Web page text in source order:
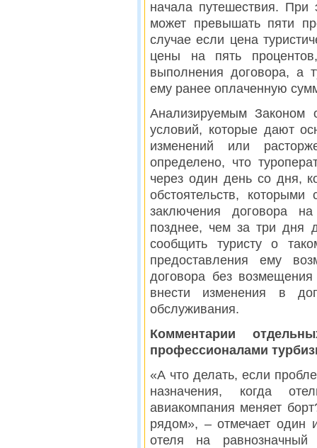
начала путешествия. При
может превышать пяти
случае если цена
цены на пять
выполнения договора, а
ему ранее оплаченную
Анализируемым Законом
условий, которые дают
изменений или
определено, что
через один день со дня,
обстоятельств,
заключения договора
позднее, чем за три дня
сообщить туристу о
предоставления ему
договора без
внести изменения в
обслуживания.
Комментарии
профессионалами
«А что делать, если
назначения, когда
авиакомпания меняет
рядом», – отмечает один
отеля на